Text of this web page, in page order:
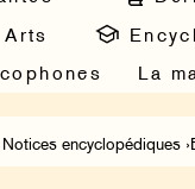
Arts
La
Notices encyclopédiques